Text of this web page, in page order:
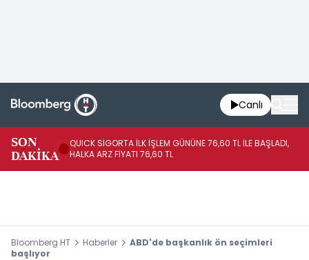
Canlı
SON
DAKİKA
QUICK SİGORTA İLK İŞLEM GÜNÜNE 76,60 TL İLE BAŞLADI,
HALKA ARZ FİYATI 76,60 TL
Bloomberg HT Haberler
ABD'de başkanlık ön seçimleri
başlıyor